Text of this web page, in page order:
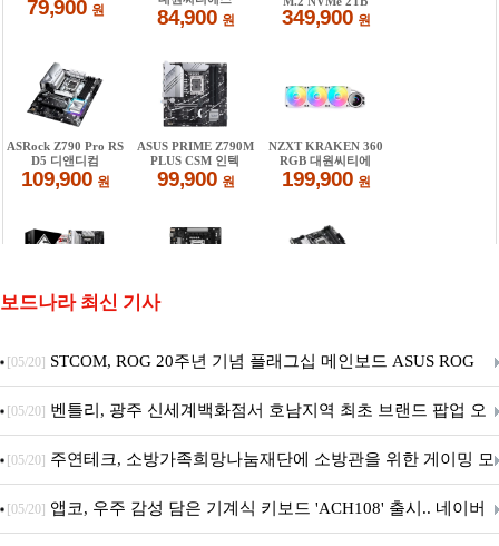
보드나라 최신 기사
[05/20] STCOM, ROG 20주년 기념 플래그십 메인보드 ASUS ROG
Crosshair X870E EDITION 20 국내 출시 예정
[05/20] 벤틀리, 광주 신세계백화점서 호남지역 최초 브랜드 팝업 오
픈
[05/20] 주연테크, 소방가족희망나눔재단에 소방관을 위한 게이밍 모
니터·스마트 펫 침대 기부
[05/20] 앱코, 우주 감성 담은 기계식 키보드 'ACH108' 출시.. 네이버